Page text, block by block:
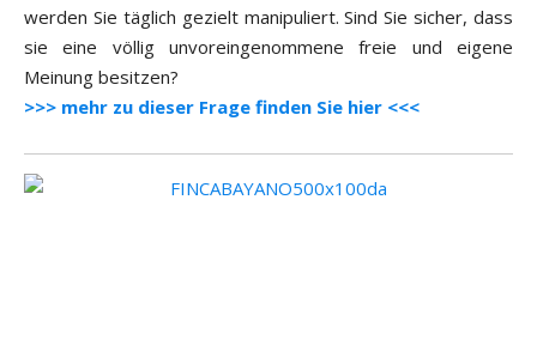
werden Sie täglich gezielt manipuliert. Sind Sie sicher, dass
sie eine völlig unvoreingenommene freie und eigene
Meinung besitzen?
>>> mehr zu dieser Frage finden Sie hier <<<